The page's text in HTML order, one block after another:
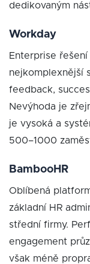
dedikovaným
Workday
Enterprise
nejkomplexnější
feedback,
Nevýhoda je
je vysoká a
500–1000
BambooHR
Oblíbená
základní HR
střední firmy.
engagement
však méně